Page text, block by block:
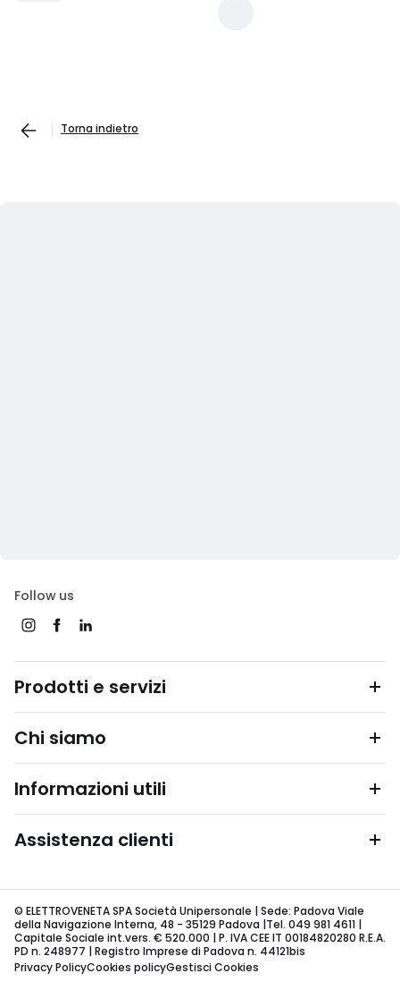
Torna indietro
Follow us
Prodotti e servizi
Chi siamo
Informazioni utili
Assistenza clienti
© ELETTROVENETA SPA Società Unipersonale | Sede: Padova Viale
della Navigazione Interna, 48 - 35129 Padova |Tel. 049 981 4611 |
Capitale Sociale int.vers. € 520.000 | P. IVA CEE IT 00184820280 R.E.A.
PD n. 248977 | Registro Imprese di Padova n. 44121bis
Privacy PolicyCookies policyGestisci Cookies